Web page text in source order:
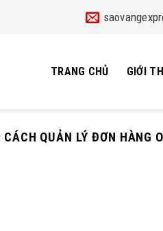
TRANG CHỦ GIỚI
CÁCH QUẢN LÝ ĐƠN HÀNG